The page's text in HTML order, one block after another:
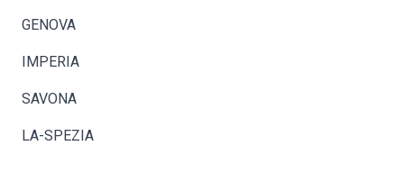
GENOVA
IMPERIA
SAVONA
LA-SPEZIA